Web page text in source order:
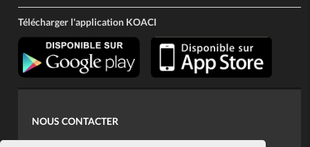
Télécharger l'application KOACI
NOUS CONTACTER